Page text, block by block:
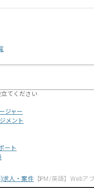
てください
ジャー
メント
ート
求人・案件【PM/英語】Webア